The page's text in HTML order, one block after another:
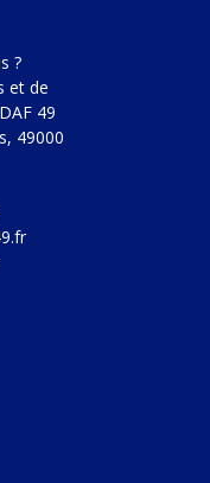
?
et de
49
49000